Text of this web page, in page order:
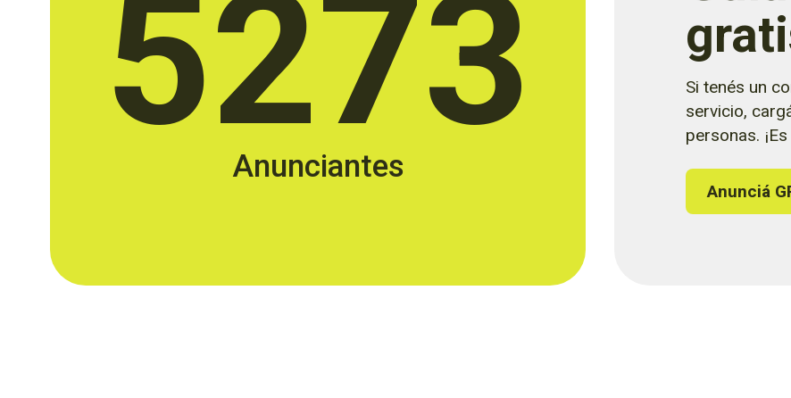
5273
Anunciantes
Si tenés un
servicio,
personas.
Anunciá